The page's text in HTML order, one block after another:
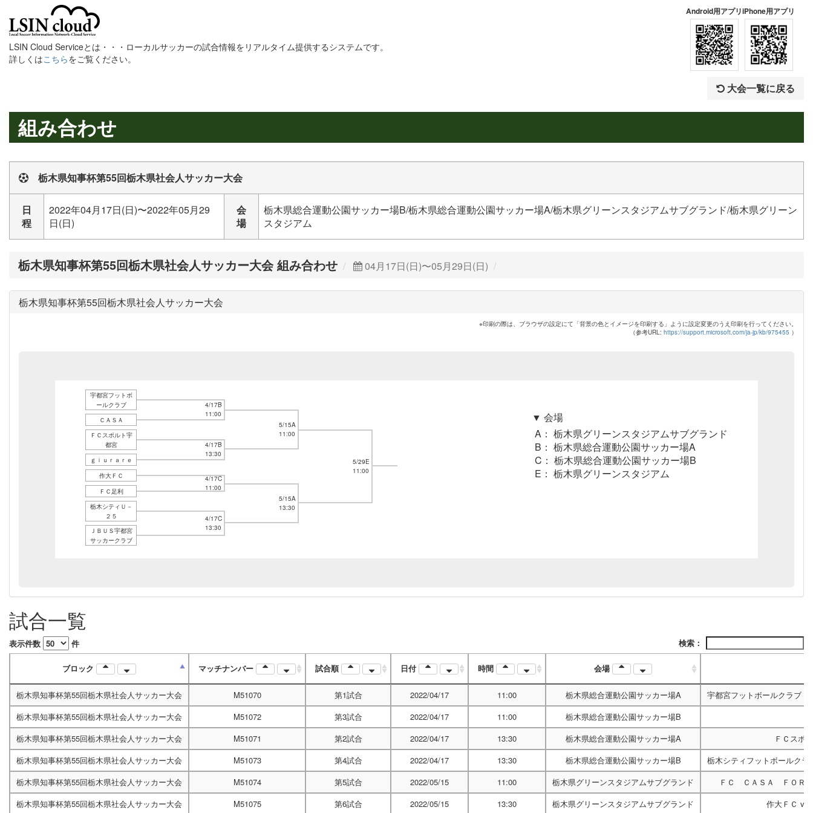
LSIN Cloud Serviceとは・・・ローカルサッカーの試合情報をリアルタイム提供するシステムです。
詳しくはこちらをご覧ください。
Android用アプリiPhone用アプリ
大会一覧に戻る
組み合わせ
栃木県知事杯第55回栃木県社会人サッカー大会
日
程
2022年04月17日(日)〜2022年05月29
日(日)
会
場
栃木県総合運動公園サッカー場B/栃木県総合運動公園サッカー場A/栃木県グリーンスタジアムサブグランド/栃木県グリーン
スタジアム
栃木県知事杯第55回栃木県社会人サッカー大会 組み合わせ 04月17日(日)〜05月29日(日)
栃木県知事杯第55回栃木県社会人サッカー大会
※印刷の際は、ブラウザの設定にて「背景の色とイメージを印刷する」ように設定変更のうえ印刷を行ってください。
（参考URL: https://support.microsoft.com/ja-jp/kb/975455 ）
▼ 会場
A： 栃木県グリーンスタジアムサブグランド
B： 栃木県総合運動公園サッカー場A
C： 栃木県総合運動公園サッカー場B
E： 栃木県グリーンスタジアム
宇都宮フットボ
ールクラブ
4/17B
11:00
ＣＡＳＡ
5/15A
11:00
ＦＣスポルト宇
都宮
4/17B
13:30
ｇｉｕｒａｒｅ
5/29E
11:00
作大ＦＣ
4/17C
11:00
ＦＣ足利
5/15A
13:30
栃木シティＵ－
２５
4/17C
13:30
ＪＢＵＳ宇都宮
サッカークラブ
試合一覧
表示件数 件 検索：
ブロック マッチナンバー 試合順 日付 時間 会場
栃木県知事杯第55回栃木県社会人サッカー大会 M51070 第1試合 2022/04/17 11:00 栃木県総合運動公園サッカー場A 宇都宮フットボールクラブ
栃木県知事杯第55回栃木県社会人サッカー大会
M51072 第3試合 2022/04/17 11:00 栃木県総合運動公園サッカー場B
栃木県知事杯第55回栃木県社会人サッカー大会
M51071 第2試合 2022/04/17 13:30 栃木県総合運動公園サッカー場A
ＦＣスポ
栃木県知事杯第55回栃木県社会人サッカー大会
M51073 第4試合 2022/04/17 13:30 栃木県総合運動公園サッカー場B
栃木シティフットボールク
栃木県知事杯第55回栃木県社会人サッカー大会
M51074 第5試合 2022/05/15 11:00 栃木県グリーンスタジアムサブグランド
ＦＣ ＣＡＳＡ ＦＯＲ
栃木県知事杯第55回栃木県社会人サッカー大会
M51075 第6試合 2022/05/15 13:30 栃木県グリーンスタジアムサブグランド 作大ＦＣ vs